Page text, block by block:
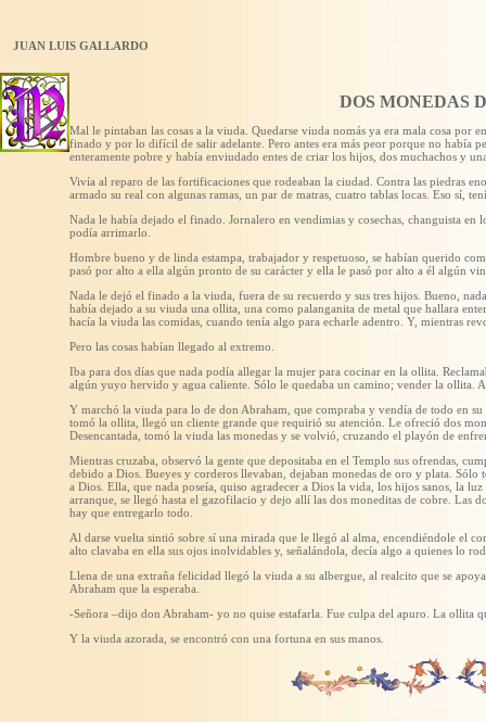
JUAN LUIS GALLARDO
DOS MONEDAS
Mal le pintaban las cosas a la viuda. Quedarse viuda nomás ya era mala cosa por
finado y por lo difícil de salir adelante. Pero antes era más peor porque no había
enteramente pobre y había enviudado entes de criar los hijos, dos muchachos y
Vivía al reparo de las fortificaciones que rodeaban la ciudad. Contra las piedras
armado su real con algunas ramas, un par de matras, cuatro tablas locas. Eso sí,
Nada le había dejado el finado. Jornalero en vendimias y cosechas, changuista en
podía arrimarlo.
Hombre bueno y de linda estampa, trabajador y respetuoso, se habían querido
pasó por alto a ella algún pronto de su carácter y ella le pasó por alto a él algún
Nada le dejó el finado a la viuda, fuera de su recuerdo y sus tres hijos. Bueno,
había dejado a su viuda una ollita, una como palanganita de metal que hallara
hacía la viuda las comidas, cuando tenía algo para echarle adentro. Y, mientras
Pero las cosas habían llegado al extremo.
Iba para dos días que nada podía allegar la mujer para cocinar en la ollita.
algún yuyo hervido y agua caliente. Sólo le quedaba un camino; vender la ollita.
Y marchó la viuda para lo de don Abraham, que compraba y vendía de todo en
tomó la ollita, llegó un cliente grande que requirió su atención. Le ofreció dos
Desencantada, tomó la viuda las monedas y se volvió, cruzando el playón de
Mientras cruzaba, observó la gente que depositaba en el Templo sus ofrendas,
debido a Dios. Bueyes y corderos llevaban, dejaban monedas de oro y plata.
a Dios. Ella, que nada poseía, quiso agradecer a Dios la vida, los hijos sanos, la
arranque, se llegó hasta el gazofilacio y dejo allí las dos moneditas de cobre. Las
hay que entregarlo todo.
Al darse vuelta sintió sobre sí una mirada que le llegó al alma, encendiéndole el
alto clavaba en ella sus ojos inolvidables y, señalándola, decía algo a quienes lo
Llena de una extraña felicidad llegó la viuda a su albergue, al realcito que se
Abraham que la esperaba.
-Señora –dijo don Abraham- yo no quise estafarla. Fue culpa del apuro. La ollita
Y la viuda azorada, se encontró con una fortuna en sus manos.